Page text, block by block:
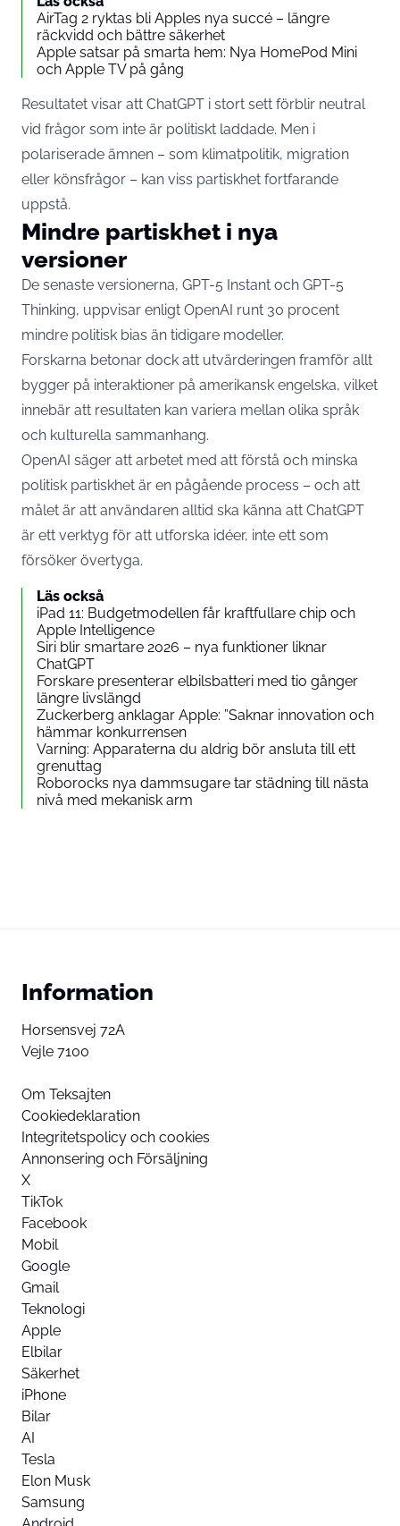
AirTag 2 ryktas bli Apples nya succé – längre
räckvidd och bättre säkerhet
Apple satsar på smarta hem: Nya HomePod Mini
och Apple TV på gång
Resultatet visar att ChatGPT i stort sett förblir neutral
vid frågor som inte är politiskt laddade. Men i
polariserade ämnen – som klimatpolitik, migration
eller könsfrågor – kan viss partiskhet fortfarande
uppstå.
Mindre partiskhet i nya
versioner
De senaste versionerna, GPT-5 Instant och GPT-5
Thinking, uppvisar enligt OpenAI runt 30 procent
mindre politisk bias än tidigare modeller.
Forskarna betonar dock att utvärderingen framför allt
bygger på interaktioner på amerikansk engelska, vilket
innebär att resultaten kan variera mellan olika språk
och kulturella sammanhang.
OpenAI säger att arbetet med att förstå och minska
politisk partiskhet är en pågående process – och att
målet är att användaren alltid ska känna att ChatGPT
är ett verktyg för att utforska idéer, inte ett som
försöker övertyga.
Läs också
iPad 11: Budgetmodellen får kraftfullare chip och
Apple Intelligence
Siri blir smartare 2026 – nya funktioner liknar
ChatGPT
Forskare presenterar elbilsbatteri med tio gånger
längre livslängd
Zuckerberg anklagar Apple: ”Saknar innovation och
hämmar konkurrensen
Varning: Apparaterna du aldrig bör ansluta till ett
grenuttag
Roborocks nya dammsugare tar städning till nästa
nivå med mekanisk arm
Information
Horsensvej 72A
Vejle 7100
Om Teksajten
Cookiedeklaration
Integritetspolicy och cookies
Annonsering och Försäljning
X
TikTok
Facebook
Mobil
Google
Gmail
Teknologi
Apple
Elbilar
Säkerhet
iPhone
Bilar
AI
Tesla
Elon Musk
Samsung